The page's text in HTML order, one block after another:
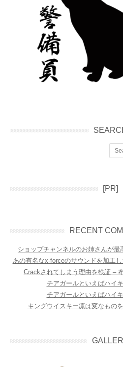
[PR]
RECENT
ショップチャンネルのお姉さんが最
あの有名なx-forceのサウンドを加工
Crackされてしまう理由を検証 –
チアガールといえばハイ
チアガールといえばハイ
キングウイスキー凛は変なもの